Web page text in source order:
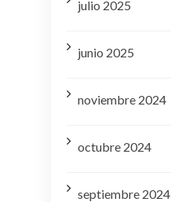
julio 2025
junio 2025
noviembre 2024
octubre 2024
septiembre 2024